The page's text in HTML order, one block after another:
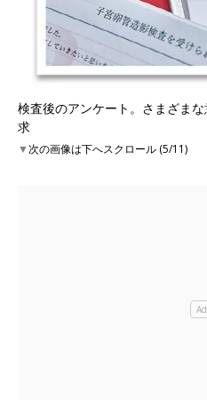
検査後のアンケート。さまざま
求
▼次の画像は下へスクロール (5/11)